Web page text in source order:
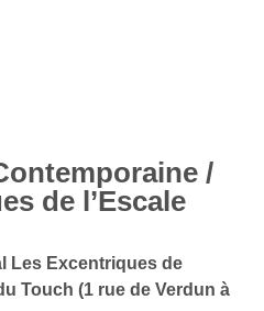
/
de l’Escale
Les Excentriques de
Touch (1 rue de Verdun à